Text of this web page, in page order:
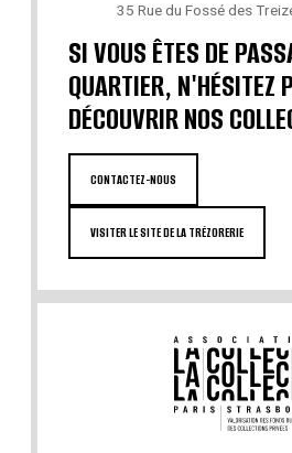
35 Rue du Fossé des
SI VOUS ÊTES DE
QUARTIER, N'HÉSITEZ
DÉCOUVRIR NOS
CONTACTEZ-NOUS
VISITER LE SITE DE LA TRÉZORERIE